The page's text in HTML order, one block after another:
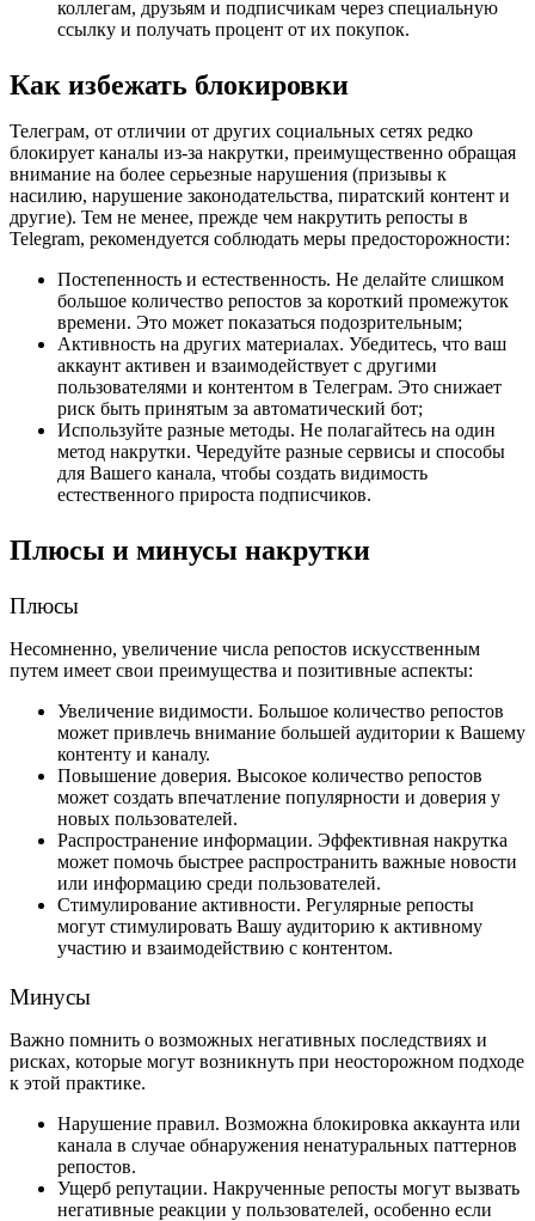
коллегам, друзьям и подписчикам через специальную
ссылку и получать процент от их покупок.
Как избежать блокировки
Телеграм, от отличии от других социальных сетях редко
блокирует каналы из-за накрутки, преимущественно обращая
внимание на более серьезные нарушения (призывы к
насилию, нарушение законодательства, пиратский контент и
другие). Тем не менее, прежде чем накрутить репосты в
Telegram, рекомендуется соблюдать меры предосторожности:
Постепенность и естественность. Не делайте слишком
большое количество репостов за короткий промежуток
времени. Это может показаться подозрительным;
Активность на других материалах. Убедитесь, что ваш
аккаунт активен и взаимодействует с другими
пользователями и контентом в Телеграм. Это снижает
риск быть принятым за автоматический бот;
Используйте разные методы. Не полагайтесь на один
метод накрутки. Чередуйте разные сервисы и способы
для Вашего канала, чтобы создать видимость
естественного прироста подписчиков.
Плюсы и минусы накрутки
Плюсы
Несомненно, увеличение числа репостов искусственным
путем имеет свои преимущества и позитивные аспекты:
Увеличение видимости. Большое количество репостов
может привлечь внимание большей аудитории к Вашему
контенту и каналу.
Повышение доверия. Высокое количество репостов
новых пользователей.
Распространение информации. Эффективная накрутка
может помочь быстрее распространить важные новости
или информацию среди пользователей.
Стимулирование активности. Регулярные репосты
могут стимулировать Вашу аудиторию к активному
участию и взаимодействию с контентом.
Минусы
Важно помнить о возможных негативных последствиях и
рисках, которые могут возникнуть при неосторожном подходе
к этой практике.
Нарушение правил. Возможна блокировка аккаунта или
канала в случае обнаружения ненатуральных паттернов
репостов.
Ущерб репутации. Накрученные репосты могут вызвать
негативные реакции у пользователей, особенно если